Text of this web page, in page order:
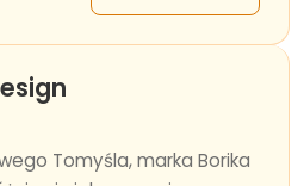
Tomyśla, marka Borika